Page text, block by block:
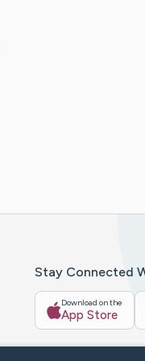
Stay Connected
Download on the
App Store